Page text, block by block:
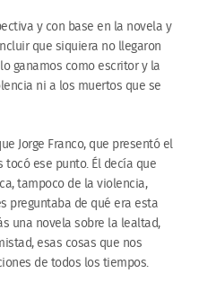
y con base en la novela y
que siquiera no llegaron
ganamos como escritor y la
ni a los muertos que se
Jorge Franco, que presentó el
tocó ese punto. Él decía que
tampoco de la violencia,
preguntaba de qué era esta
una novela sobre la lealtad,
esas cosas que nos
de todos los tiempos.